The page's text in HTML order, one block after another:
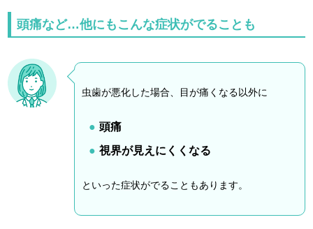
頭痛など…他にもこんな症状がでることも
虫歯が悪化した場合、目が痛くなる以外に
頭痛
視界が見えにくくなる
といった症状がでることもあります。